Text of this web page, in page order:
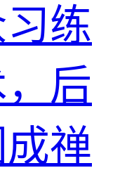
练
后
禅